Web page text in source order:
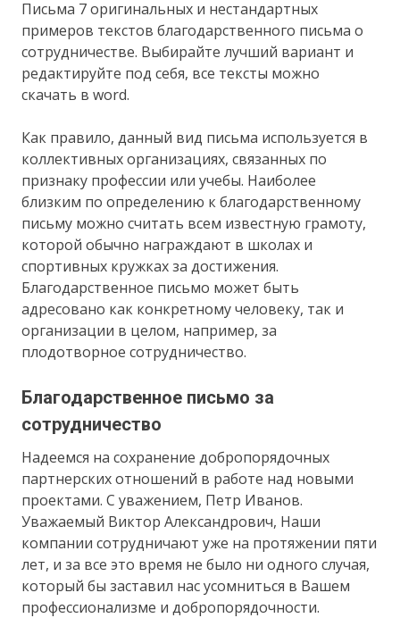
Письма 7 оригинальных и нестандартных
примеров текстов благодарственного письма о
сотрудничестве. Выбирайте лучший вариант и
редактируйте под себя, все тексты можно
скачать в word.
Как правило, данный вид письма используется в
коллективных организациях, связанных по
признаку профессии или учебы. Наиболее
близким по определению к благодарственному
письму можно считать всем известную грамоту,
которой обычно награждают в школах и
спортивных кружках за достижения.
Благодарственное письмо может быть
адресовано как конкретному человеку, так и
организации в целом, например, за
плодотворное сотрудничество.
Благодарственное письмо за
сотрудничество
Надеемся на сохранение добропорядочных
партнерских отношений в работе над новыми
проектами. С уважением, Петр Иванов.
Уважаемый Виктор Александрович, Наши
компании сотрудничают уже на протяжении пяти
лет, и за все это время не было ни одного случая,
который бы заставил нас усомниться в Вашем
профессионализме и добропорядочности.